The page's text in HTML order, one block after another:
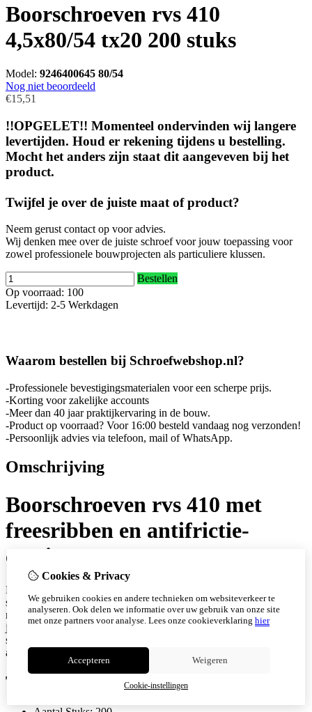
Boorschroeven rvs 410
4,5x80/54 tx20 200 stuks
Model: 9246400645 80/54
Nog niet beoordeeld
€15,51
!!OPGELET!! Momenteel ondervinden wij langere
levertijden. Houd er rekening tijdens u bestelling.
Mocht het anders zijn staat dit aangeveven bij het
product.
Twijfel je over de juiste maat of product?
Neem gerust contact op voor advies.
Wij denken mee over de juiste schroef voor jouw toepassing voor
zowel professionele bouwprojecten als particuliere klussen.
Bestellen
Op voorraad: 100
Levertijd: 2-5 Werkdagen
Waarom bestellen bij Schroefwebshop.nl?
-Professionele bevestigingsmaterialen voor een scherpe prijs.
-Korting voor zakelijke accounts
-Meer dan 40 jaar praktijkervaring in de bouw.
-Product op voorraad? Voor 16:00 besteld vandaag nog verzonden!
-Persoonlijk advies via telefoon, mail of WhatsApp.
Omschrijving
Boorschroeven rvs 410 met
freesribben en antifrictie-
coating
De boorschroeven rvs 410 met freesribben en antifrictie-coating van
schroefwebshop zijn ontwikkeld voor snelle, betrouwbare en
roestvrije bevestigingen in hout en hardhoout. Dankzij meer dan 40
jaar ervaring in de bouw weten wij wat vakmensen nodig hebben:
schroeven met maximale grip, een sterke boorpunt en een perfecte
afwerking zonder voorboren.
Technische gegevens
Cookies & Privacy
We gebruiken cookies en andere technieken om websiteverkeer te
analyseren. Ook delen we informatie over uw gebruik van onze site
met onze partners voor analyse. Lees onze cookieverklaring hier
Accepteren Weigeren
Cookie-instellingen